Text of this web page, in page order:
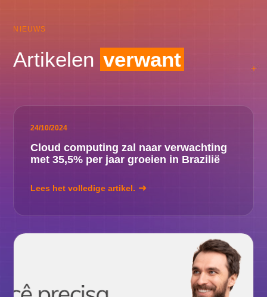
NIEUWS
Artikelen verwant
24/10/2024
Cloud computing zal naar verwachting
met 35,5% per jaar groeien in Brazilië
Lees het volledige artikel.